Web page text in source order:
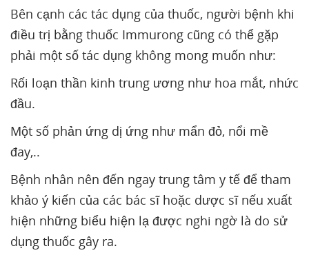
Bên cạnh các tác dụng của thuốc, người bệnh khi
điều trị bằng thuốc Immurong cũng có thể gặp
phải một số tác dụng không mong muốn như:
Rối loạn thần kinh trung ương như hoa mắt, nhức
đầu.
Một số phản ứng dị ứng như mẩn đỏ, nổi mề
đay,..
Bệnh nhân nên đến ngay trung tâm y tế để tham
khảo ý kiến của các bác sĩ hoặc dược sĩ nếu xuất
hiện những biểu hiện lạ được nghi ngờ là do sử
dụng thuốc gây ra.